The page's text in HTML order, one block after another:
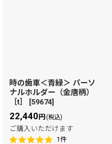
時の歯車＜青緑＞ パーソ
ナルホルダー（金唐柄）
［t］
[59674]
22,440円 (税込)
ご購入いただけます
1件